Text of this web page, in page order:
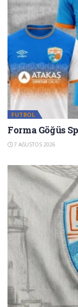
FUTBOL
Forma Göğüs
7 AĞUSTOS 2026